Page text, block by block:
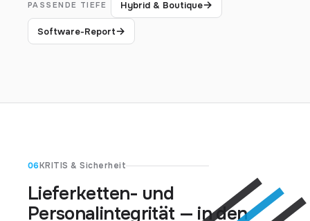
PASSENDE TIEFE Hybrid & Boutique→
Software-Report→
06KRITIS & Sicherheit
Lieferketten- und
Personalintegrität — in den